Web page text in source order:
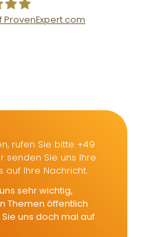
Karlsruhe
rufen Sie bitte +49
senden Sie uns Ihre
auf Ihre Nachricht.
sehr wichtig,
Themen öffentlich
uns doch mal auf